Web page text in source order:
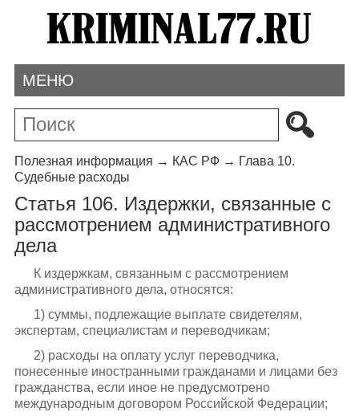
МЕНЮ
Полезная информация → КАС РФ→ Глава 10.
Судебные расходы
Статья 106. Издержки, связанные с
рассмотрением административного
дела
К издержкам, связанным с рассмотрением
административного дела, относятся:
1) суммы, подлежащие выплате свидетелям,
экспертам, специалистам и переводчикам;
2) расходы на оплату услуг переводчика,
понесенные иностранными гражданами и лицами без
гражданства, если иное не предусмотрено
международным договором Российской Федерации;